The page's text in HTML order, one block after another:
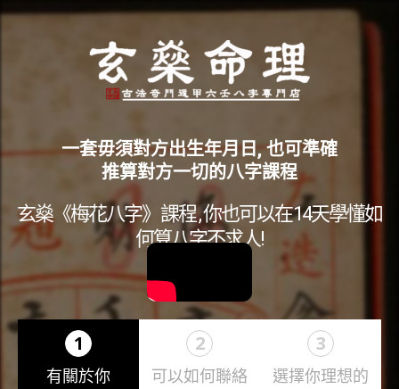
一套毋須對方出生年月日, 也可準確
推算對方一切的八字課程
玄燊《梅花八字》課程 , 你也可以在14天學懂如
何算八字不求人!
1
有關於你
2
可以如何聯絡
3
選擇你理想的